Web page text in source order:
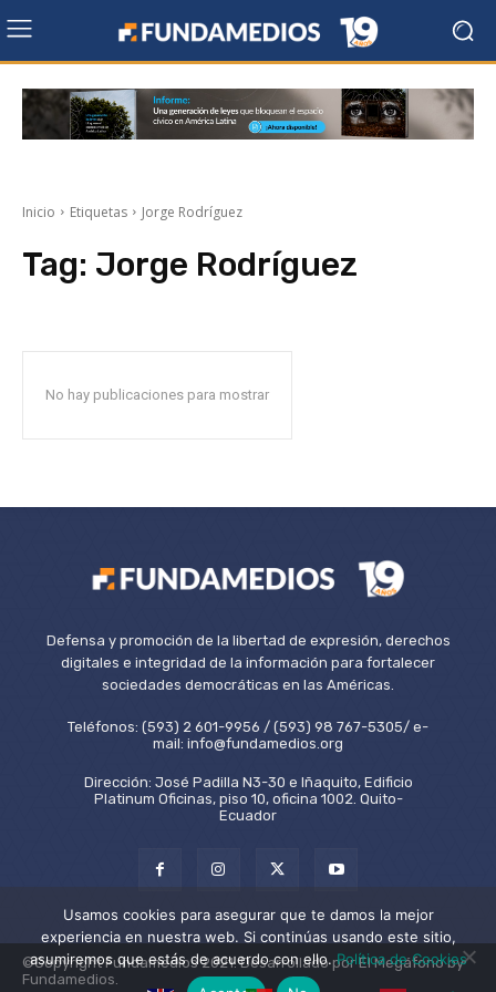
Inicio Etiquetas Jorge Rodríguez
Tag: Jorge Rodríguez
No hay publicaciones para mostrar
Defensa y promoción de la libertad de expresión, derechos
digitales e integridad de la información para fortalecer
sociedades democráticas en las Américas.
Teléfonos: (593) 2 601-9956 / (593) 98 767-5305/ e-
mail: info@fundamedios.org
Dirección: José Padilla N3-30 e Iñaquito, Edificio
Platinum Oficinas, piso 10, oficina 1002. Quito-
Ecuador
©Copyright Fundamedios 2021. Desarrollado por El Megáfono by
Fundamedios.
Usamos cookies para asegurar que te damos la mejor
experiencia en nuestra web. Si continúas usando este sitio,
asumiremos que estás de acuerdo con ello.Política de Cookies